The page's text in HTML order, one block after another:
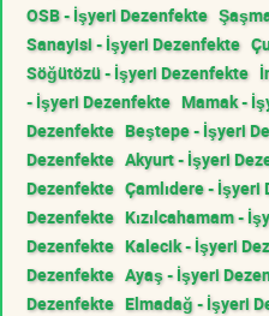
OSB - İşyeri Dezenfekte
Sanayisi - İşyeri Dezenfekte
Söğütözü - İşyeri Dezenfekte
- İşyeri Dezenfekte Mamak -
Dezenfekte Beştepe - İşyeri
Dezenfekte Akyurt - İşyeri
Dezenfekte Çamlıdere - İşyeri
Dezenfekte Kızılcahamam -
Dezenfekte Kalecik - İşyeri
Dezenfekte Ayaş - İşyeri
Dezenfekte Elmadağ - İşyeri